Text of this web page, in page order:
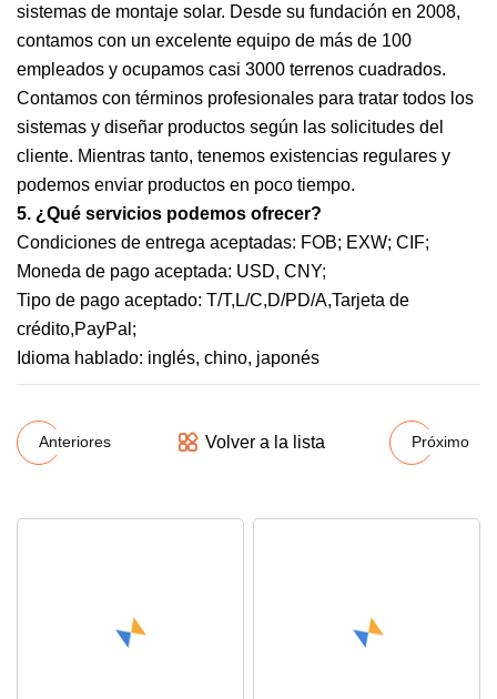
sistemas de montaje solar. Desde su fundación en 2008,
contamos con un excelente equipo de más de 100
empleados y ocupamos casi 3000 terrenos cuadrados.
Contamos con términos profesionales para tratar todos los
sistemas y diseñar productos según las solicitudes del
cliente. Mientras tanto, tenemos existencias regulares y
podemos enviar productos en poco tiempo.
5. ¿Qué servicios podemos ofrecer?
Condiciones de entrega aceptadas: FOB; EXW; CIF;
Moneda de pago aceptada: USD, CNY;
Tipo de pago aceptado: T/T,L/C,D/PD/A,Tarjeta de
crédito,PayPal;
Idioma hablado: inglés, chino, japonés
Anteriores Volver a la lista Próximo